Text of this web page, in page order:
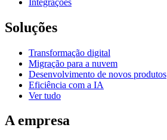
Soluções
Transformação digital
Migração para a nuvem
Desenvolvimento de novos produtos
Eficiência com a IA
Ver tudo
A empresa